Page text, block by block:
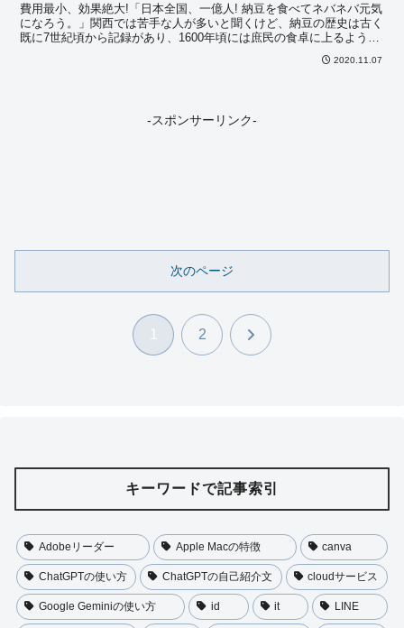
費用最小、効果絶大!「日本全国、一億人! 納豆を食べてネバネバ元気
になろう。」関西では苦手な人が多いと聞くけど、納豆の歴史は古く
既に7世紀頃から記録があり、1600年頃には庶民の食卓に上るように
2020.11.07
-スポンサーリンク-
次のページ
1 2 次
キーワードで記事索引
Adobeリーダー Apple Macの特徴 canva
ChatGPTの使い方 ChatGPTの自己紹介文 cloudサービス
Google Geminiの使い方 id it LINE